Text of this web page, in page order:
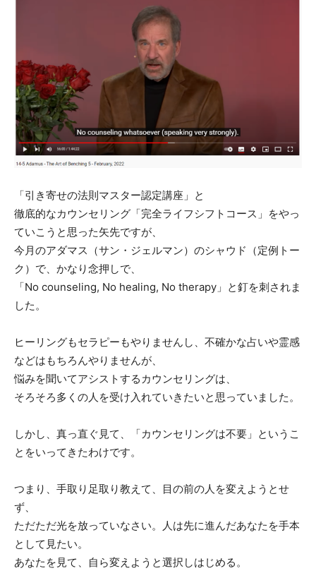
せ
の
法
則
マ
ス
Shinji「Be
「引き寄せの法則マスター認定講座」と
徹底的なカウンセリング「完全ライフシフトコース」をやっ
ていこうと思った矢先ですが、
今月のアダマス（サン・ジェルマン）のシャウド（定例トー
ク）で、かなり念押しで、
「No counseling, No healing, No therapy」と釘を刺されま
した。
ヒーリングもセラピーもやりませんし、不確かな占いや霊感
などはもちろんやりませんが、
悩みを聞いてアシストするカウンセリングは、
そろそろ多くの人を受け入れていきたいと思っていました。
しかし、真っ直ぐ見て、「カウンセリングは不要」というこ
とをいってきたわけです。
つまり、手取り足取り教えて、目の前の人を変えようとせ
ず、
ただただ光を放っていなさい。人は先に進んだあなたを手本
として見たい。
あなたを見て、自ら変えようと選択しはじめる。